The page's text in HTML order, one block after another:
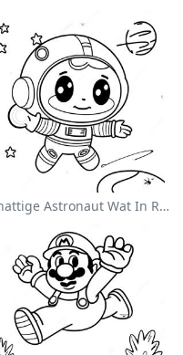
Schattige Astronaut Wat In Ruimte Drif Inkleurblad